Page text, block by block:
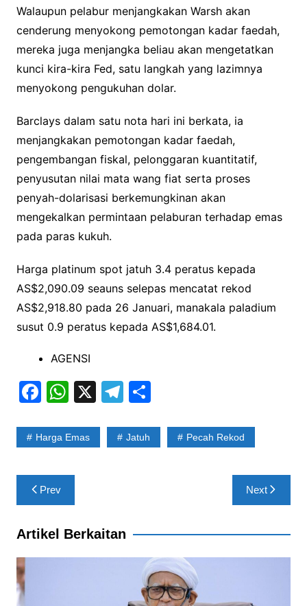
Walaupun pelabur menjangkakan Warsh akan
cenderung menyokong pemotongan kadar faedah,
mereka juga menjangka beliau akan mengetatkan
kunci kira-kira Fed, satu langkah yang lazimnya
menyokong pengukuhan dolar.
Barclays dalam satu nota hari ini berkata, ia
menjangkakan pemotongan kadar faedah,
pengembangan fiskal, pelonggaran kuantitatif,
penyusutan nilai mata wang fiat serta proses
penyah-dolarisasi berkemungkinan akan
mengekalkan permintaan pelaburan terhadap emas
pada paras kukuh.
Harga platinum spot jatuh 3.4 peratus kepada
AS$2,090.09 seauns selepas mencatat rekod
AS$2,918.80 pada 26 Januari, manakala paladium
susut 0.9 peratus kepada AS$1,684.01.
AGENSI
F
c
b
o
o
k
W
at
A
p
p
X T
e
S
ar
Harga Emas Jatuh Pecah Rekod
Post
navigation
Prev Next
Artikel Berkaitan